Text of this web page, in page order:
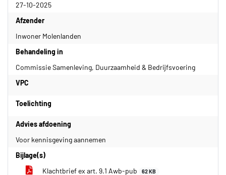
27-10-2025
Afzender
Inwoner Molenlanden
Behandeling in
Commissie Samenleving, Duurzaamheid & Bedrijfsvoering
VPC
Toelichting
Advies afdoening
Voor kennisgeving aannemen
Bijlage(s)
Klachtbrief ex art. 9.1 Awb-pub
62 KB